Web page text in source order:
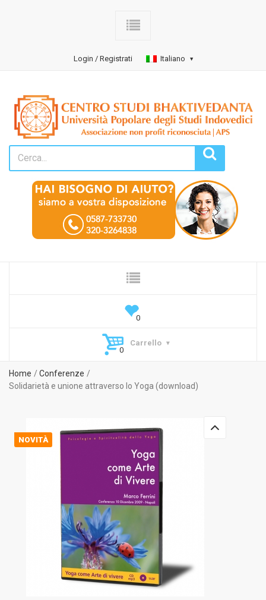
Login / Registrati Italiano
Carrello
Home
Conferenze
Solidarietà e unione attraverso lo Yoga (download)
NOVITÀ